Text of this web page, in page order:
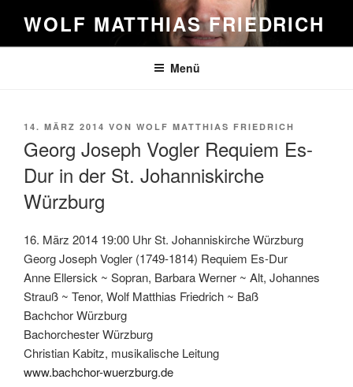
Inhalt
springen
WOLF MATTHIAS FRIEDRICH
Menü
VERÖFFENTLICHT
14. MÄRZ 2014 VON WOLF MATTHIAS FRIEDRICH
Georg Joseph Vogler Requiem Es-
Dur in der St. Johanniskirche
Würzburg
16. März 2014 19:00 Uhr St. Johanniskirche Würzburg
Georg Joseph Vogler (1749-1814) Requiem Es-Dur
Anne Ellersick ~ Sopran, Barbara Werner ~ Alt, Johannes
Strauß ~ Tenor, Wolf Matthias Friedrich ~ Baß
Bachchor Würzburg
Bachorchester Würzburg
Christian Kabitz, musikalische Leitung
www.bachchor-wuerzburg.de